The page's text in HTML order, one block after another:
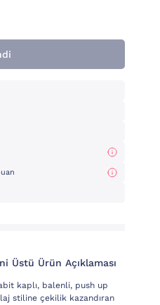
Üstü Ürün Açıklaması
kaplı, balenli, push up
stiline çekilik kazandıran